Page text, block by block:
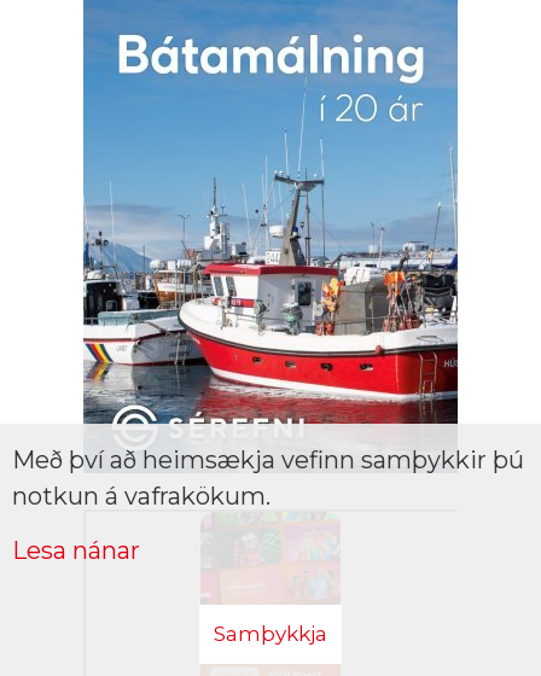
Með því að heimsækja vefinn samþykkir þú
notkun á vafrakökum.
Lesa nánar
Samþykkja